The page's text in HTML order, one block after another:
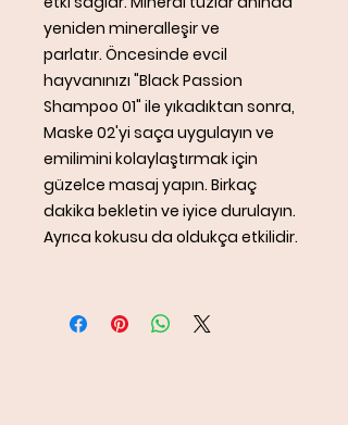
yeniden mineralleşir ve
parlatır. Öncesinde evcil
hayvanınızı "Black Passion
Shampoo 01" ile yıkadıktan sonra,
Maske 02'yi saça uygulayın ve
emilimini kolaylaştırmak için
güzelce masaj yapın. Birkaç
dakika bekletin ve iyice durulayın.
Ayrıca kokusu da oldukça etkilidir.